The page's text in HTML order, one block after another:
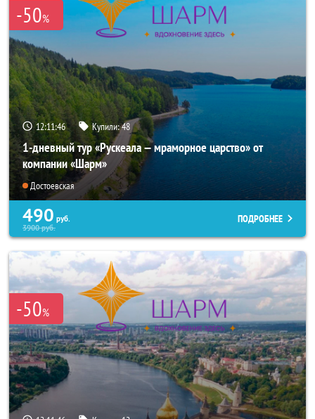
-50%
12:11:44 Купили:48
1-дневный тур «Рускеала — мраморное царство» от
компании «Шарм»
Достоевская
490 руб.
3900руб.
ПОДРОБНЕЕ
-50%